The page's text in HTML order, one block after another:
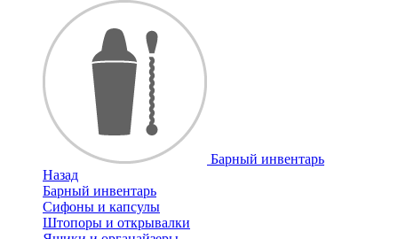
Барный инвентарь
Назад
Барный инвентарь
Сифоны и капсулы
Штопоры и открывалки